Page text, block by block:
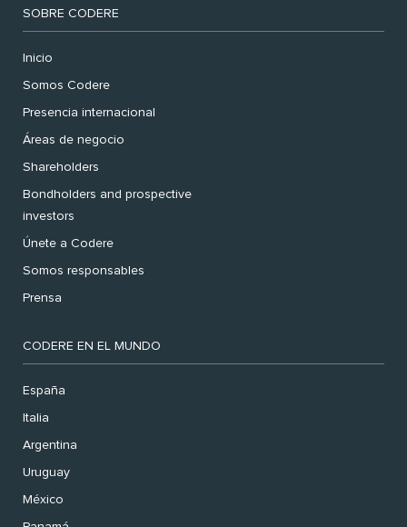
SOBRE CODERE
Inicio
Somos Codere
Presencia internacional
Áreas de negocio
Shareholders
Bondholders and prospective
investors
Únete a Codere
Somos responsables
Prensa
CODERE EN EL MUNDO
España
Italia
Argentina
Uruguay
México